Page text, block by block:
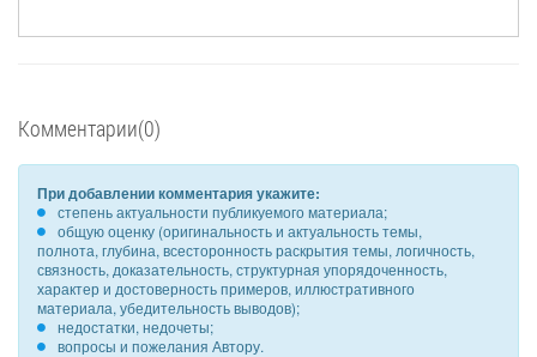
Комментарии(0)
При добавлении комментария укажите:
степень актуальности публикуемого материала;
общую оценку (оригинальность и актуальность темы,
полнота, глубина, всесторонность раскрытия темы, логичность,
связность, доказательность, структурная упорядоченность,
характер и достоверность примеров, иллюстративного
материала, убедительность выводов);
недостатки, недочеты;
вопросы и пожелания Автору.